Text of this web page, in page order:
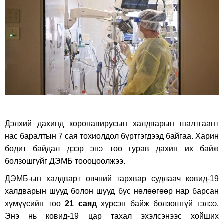
FacebookTwitter
Дэлхий дахинд коронавирусын халдварын шалтгаант
нас баралтын 7 сая тохиолдол бүртгэгдээд байгаа. Харин
бодит байдал дээр энэ тоо гурав дахин их байж
болзошгүйг ДЭМБ тоооцоолжээ.
ДЭМБ-ын халдварт өвчний тархвар судлаач ковид-19
халдварын шууд болон шууд бус нөлөөгөөр нар барсан
хүмүүсийн тоо21 саядхүрсэн байж болзошгүй гэлээ.
Энэ нь ковид-19 цар тахал эхэлсэнээс хойших